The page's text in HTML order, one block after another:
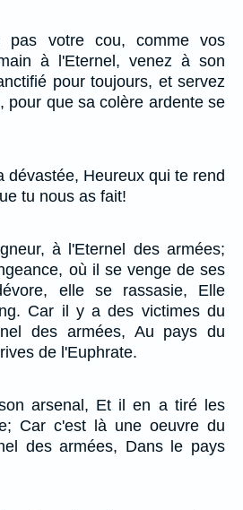
pas votre cou, comme vos
à l'Eternel, venez à son
pour toujours, et servez
pour que sa colère ardente se
dévastée, Heureux qui te rend
tu nous as fait!
à l'Eternel des armées;
où il se venge de ses
elle se rassasie, Elle
Car il y a des victimes du
des armées, Au pays du
de l'Euphrate.
arsenal, Et il en a tiré les
Car c'est là une oeuvre du
des armées, Dans le pays